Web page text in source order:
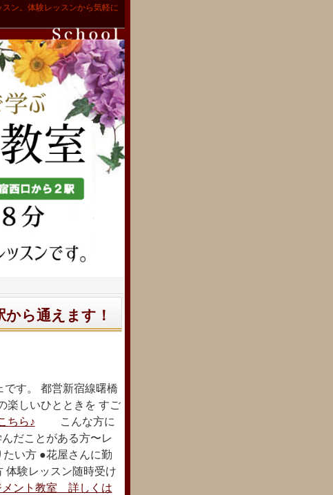
ン。体験レッスンから気軽に
ら通えます！
す。 都営新宿線曙橋
楽しいひとときを すご
ちら♪ こんな方に
だことがある方〜レ
い方 ●花屋さんに勤
体験レッスン随時受け
メント教室 詳しくは